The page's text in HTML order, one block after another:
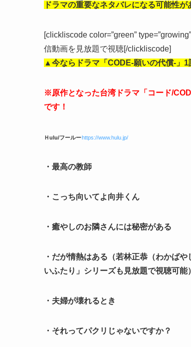
ドラマの重要なネタバレになる可能性
[clickliscode color=”green”
信動画を見放題で視聴[/clickliscode]
▲今ならドラマ「CODE-願いの代償-」 1
※原作となった台湾ドラマ「コード/
です！
Ｈulu/フールーhttps://www.hulu.jp/
・最高の教師
・こっち向いてよ向井くん
・癒やしのお隣さんには秘密がある
・だが情熱はある（若林正恭（わかば
いふたり」シリーズも見放題で視聴可能）
・夫婦が壊れるとき
・それってパクリじゃないですか？